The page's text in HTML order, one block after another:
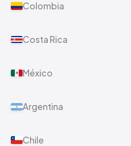
Colombia
Costa Rica
México
Argentina
Chile